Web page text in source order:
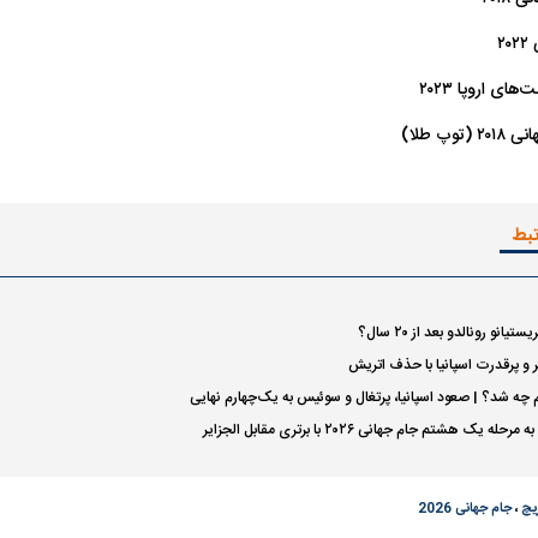
اروپا ۲۰۲۳
طلا)
رونالدو بعد از ۲۰ سال؟
پرقدرت اسپانیا با حذف اتریش
شد؟ | صعود اسپانیا، پرتغال و سوئیس به یک‌چهارم نهایی
هشتم جام جهانی ۲۰۲۶ با برتری مقابل الجزایر
،جام جهانی 2026
که
گل‌گهر